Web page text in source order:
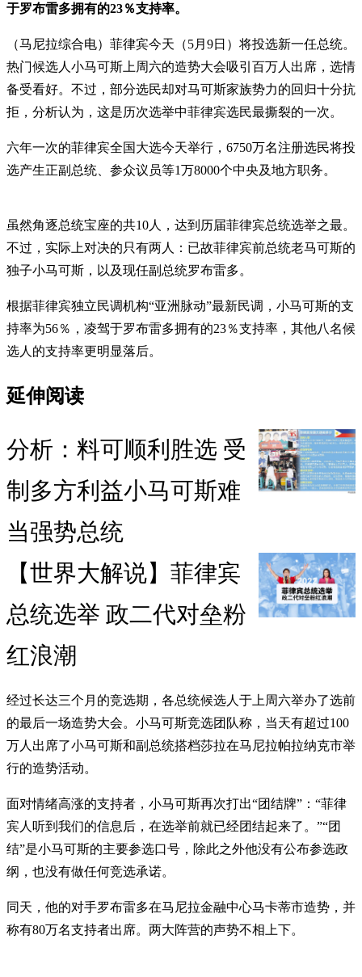
于罗布雷多拥有的23％支持率。
（马尼拉综合电）菲律宾今天（5月9日）将投选新一任总统。
热门候选人小马可斯上周六的造势大会吸引百万人出席，选情
备受看好。不过，部分选民却对马可斯家族势力的回归十分抗
拒，分析认为，这是历次选举中菲律宾选民最撕裂的一次。
六年一次的菲律宾全国大选今天举行，6750万名注册选民将投
选产生正副总统、参众议员等1万8000个中央及地方职务。
虽然角逐总统宝座的共10人，达到历届菲律宾总统选举之最。
不过，实际上对决的只有两人：已故菲律宾前总统老马可斯的
独子小马可斯，以及现任副总统罗布雷多。
根据菲律宾独立民调机构“亚洲脉动”最新民调，小马可斯的支
持率为56％，凌驾于罗布雷多拥有的23％支持率，其他八名候
选人的支持率更明显落后。
延伸阅读
分析：料可顺利胜选 受
制多方利益小马可斯难
当强势总统
【世界大解说】菲律宾
总统选举 政二代对垒粉
红浪潮
经过长达三个月的竞选期，各总统候选人于上周六举办了选前
的最后一场造势大会。小马可斯竞选团队称，当天有超过100
万人出席了小马可斯和副总统搭档莎拉在马尼拉帕拉纳克市举
行的造势活动。
面对情绪高涨的支持者，小马可斯再次打出“团结牌”：“菲律
宾人听到我们的信息后，在选举前就已经团结起来了。”“团
结”是小马可斯的主要参选口号，除此之外他没有公布参选政
纲，也没有做任何竞选承诺。
同天，他的对手罗布雷多在马尼拉金融中心马卡蒂市造势，并
称有80万名支持者出席。两大阵营的声势不相上下。